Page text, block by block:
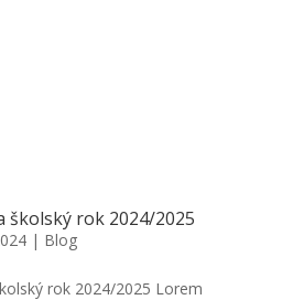
školský rok 2024/2025
| Blog
rok 2024/2025 Lorem